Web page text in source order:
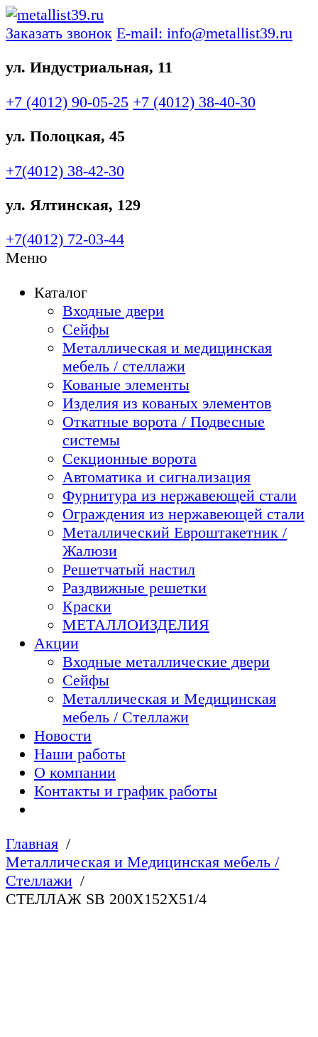
Заказать звонок E-mail: info@metallist39.ru
ул. Индустриальная, 11
+7 (4012) 90-05-25 +7 (4012) 38-40-30
ул. Полоцкая, 45
+7(4012) 38-42-30
ул. Ялтинская, 129
+7(4012) 72-03-44
Меню
Каталог
Входные двери
Сейфы
Металлическая и медицинская
мебель / стеллажи
Кованые элементы
Изделия из кованых элементов
Откатные ворота / Подвесные
системы
Секционные ворота
Автоматика и сигнализация
Фурнитура из нержавеющей стали
Ограждения из нержавеющей стали
Металлический Евроштакетник /
Жалюзи
Решетчатый настил
Раздвижные решетки
Краски
МЕТАЛЛОИЗДЕЛИЯ
Акции
Входные металлические двери
Сейфы
Металлическая и Медицинская
мебель / Стеллажи
Новости
Наши работы
О компании
Контакты и график работы
Главная
Металлическая и Медицинская мебель /
Стеллажи
СТЕЛЛАЖ SB 200X152X51/4